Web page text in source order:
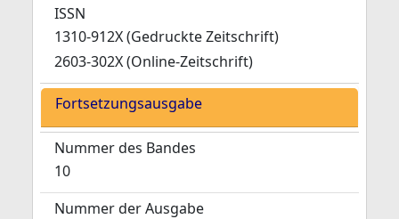
ISSN
1310-912X (Gedruckte Zeitschrift)
2603-302X (Online-Zeitschrift)
Fortsetzungsausgabe
Nummer des Bandes
10
Nummer der Ausgabe